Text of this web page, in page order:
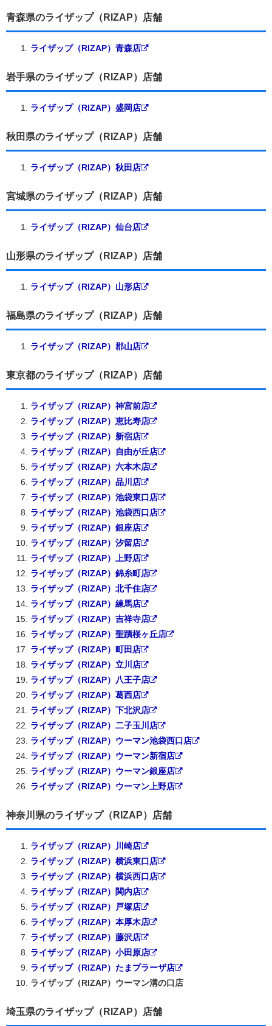
青森県のライザップ（RIZAP）店舗
ライザップ（RIZAP）青森店
岩手県のライザップ（RIZAP）店舗
ライザップ（RIZAP）盛岡店
秋田県のライザップ（RIZAP）店舗
ライザップ（RIZAP）秋田店
宮城県のライザップ（RIZAP）店舗
ライザップ（RIZAP）仙台店
山形県のライザップ（RIZAP）店舗
ライザップ（RIZAP）山形店
福島県のライザップ（RIZAP）店舗
ライザップ（RIZAP）郡山店
東京都のライザップ（RIZAP）店舗
ライザップ（RIZAP）神宮前店
ライザップ（RIZAP）恵比寿店
ライザップ（RIZAP）新宿店
ライザップ（RIZAP）自由が丘店
ライザップ（RIZAP）六本木店
ライザップ（RIZAP）品川店
ライザップ（RIZAP）池袋東口店
ライザップ（RIZAP）池袋西口店
ライザップ（RIZAP）銀座店
ライザップ（RIZAP）汐留店
ライザップ（RIZAP）上野店
ライザップ（RIZAP）錦糸町店
ライザップ（RIZAP）北千住店
ライザップ（RIZAP）練馬店
ライザップ（RIZAP）吉祥寺店
ライザップ（RIZAP）聖蹟桜ヶ丘店
ライザップ（RIZAP）町田店
ライザップ（RIZAP）立川店
ライザップ（RIZAP）八王子店
ライザップ（RIZAP）葛西店
ライザップ（RIZAP）下北沢店
ライザップ（RIZAP）二子玉川店
ライザップ（RIZAP）ウーマン池袋西口店
ライザップ（RIZAP）ウーマン新宿店
ライザップ（RIZAP）ウーマン銀座店
ライザップ（RIZAP）ウーマン上野店
神奈川県のライザップ（RIZAP）店舗
ライザップ（RIZAP）川崎店
ライザップ（RIZAP）横浜東口店
ライザップ（RIZAP）横浜西口店
ライザップ（RIZAP）関内店
ライザップ（RIZAP）戸塚店
ライザップ（RIZAP）本厚木店
ライザップ（RIZAP）藤沢店
ライザップ（RIZAP）小田原店
ライザップ（RIZAP）たまプラーザ店
ライザップ（RIZAP）ウーマン溝の口店
埼玉県のライザップ（RIZAP）店舗